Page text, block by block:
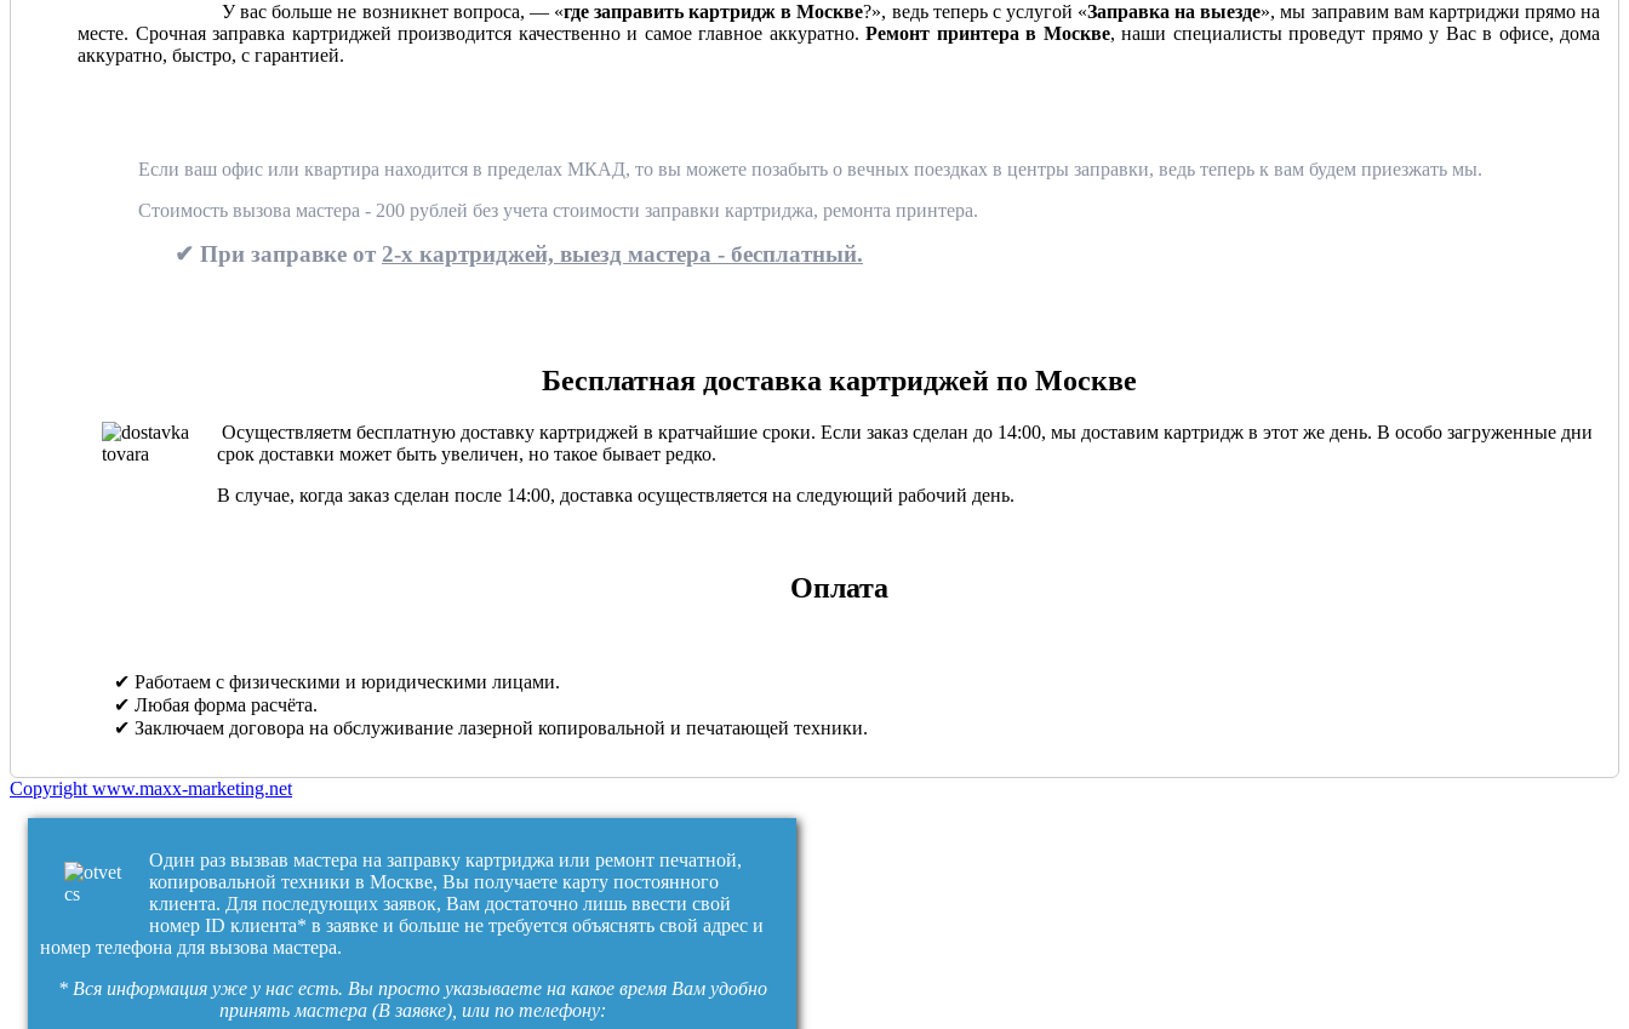
У вас больше не возникнет вопроса, — «где заправить картридж в Москве?», ведь теперь с услугой «Заправка на выезде», мы заправим вам картриджи прямо на
месте. Срочная заправка картриджей производится качественно и самое главное аккуратно. Ремонт принтера в Москве, наши специалисты проведут прямо у Вас в офисе, дома
аккуратно, быстро, с гарантией.
Если ваш офис или квартира находится в пределах МКАД, то вы можете позабыть о вечных поездках в центры заправки, ведь теперь к вам будем приезжать мы.
Стоимость вызова мастера - 200 рублей без учета стоимости заправки картриджа, ремонта принтера.
✔ При заправке от 2-х картриджей, выезд мастера - бесплатный.
Бесплатная доставка картриджей по Москве
Осуществляетм бесплатную доставку картриджей в кратчайшие сроки. Если заказ сделан до 14:00, мы доставим картридж в этот же день. В особо загруженные дни
срок доставки может быть увеличен, но такое бывает редко.
В случае, когда заказ сделан после 14:00, доставка осуществляется на следующий рабочий день.
Оплата
✔ Работаем с физическими и юридическими лицами.
✔ Любая форма расчёта.
✔ Заключаем договора на обслуживание лазерной копировальной и печатающей техники.
Copyright www.maxx-marketing.net
Один раз вызвав мастера на заправку картриджа или ремонт печатной,
копировальной техники в Москве, Вы получаете карту постоянного
клиента. Для последующих заявок, Вам достаточно лишь ввести свой
номер ID клиента* в заявке и больше не требуется объяснять свой адрес и
номер телефона для вызова мастера.
* Вся информация уже у нас есть. Вы просто указываете на какое время Вам удобно
принять мастера (В заявке), или по телефону: